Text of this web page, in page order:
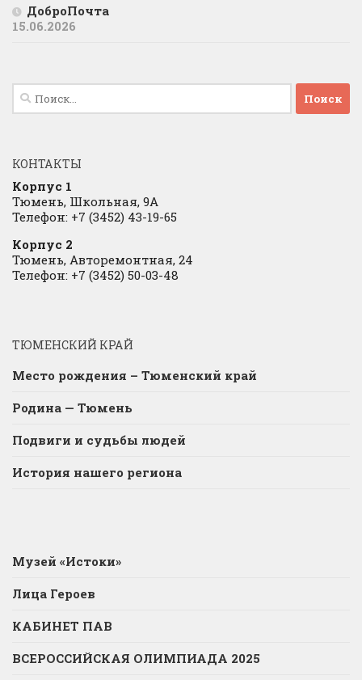
ДоброПочта
15.06.2026
Найти:
КОНТАКТЫ
Корпус 1
Тюмень, Школьная, 9А
Телефон: +7 (3452) 43-19-65
Корпус 2
Тюмень, Авторемонтная, 24
Телефон: +7 (3452) 50-03-48
ТЮМЕНСКИЙ КРАЙ
Место рождения – Тюменский край
Родина — Тюмень
Подвиги и судьбы людей
История нашего региона
Музей «Истоки»
Лица Героев
КАБИНЕТ ПАВ
ВСЕРОССИЙСКАЯ ОЛИМПИАДА 2025